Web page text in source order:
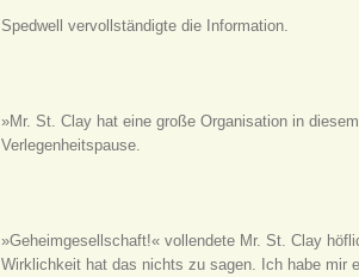
Spedwell vervollständigte die Information.
»Mr. St. Clay hat eine große Organisation in
Verlegenheitspause.
»Geheimgesellschaft!« vollendete Mr. St. Clay
Wirklichkeit hat das nichts zu sagen. Ich habe mir